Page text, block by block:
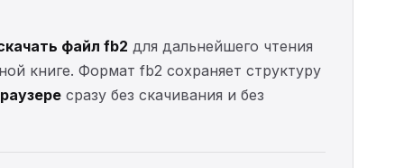
файл fb2 для дальнейшего чтения
книге. Формат fb2 сохраняет структуру
сразу без скачивания и без